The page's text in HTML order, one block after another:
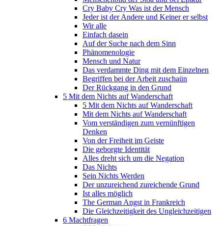
Cry Baby Cry Was ist der Mensch
Jeder ist der Andere und Keiner er selbst
Wir alle
Einfach dasein
Auf der Suche nach dem Sinn
Phänomenologie
Mensch und Natur
Das verdammte Ding mit dem Einzelnen
Begriffen bei der Arbeit zuschaün
Der Rückgang in den Grund
5 Mit dem Nichts auf Wanderschaft
5 Mit dem Nichts auf Wanderschaft
Mit dem Nichts auf Wanderschaft
Vom verständigen zum vernünftigen
Denken
Von der Freiheit im Geiste
Die geborgte Identität
Alles dreht sich um die Negation
Das Nichts
Sein Nichts Werden
Der unzureichend zureichende Grund
Ist alles möglich
The German Angst in Frankreich
Die Gleichzeitigkeit des Ungleichzeitigen
6 Machtfragen